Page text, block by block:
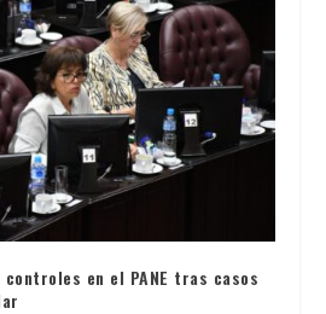
en el PANE tras casos